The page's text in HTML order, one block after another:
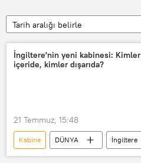
Tarih aralığı belirle
İngiltere'nin yeni kabinesi: Kimler
içeride, kimler dışarıda?
21 Temmuz, 15:48
Kabine DÜNYA
İngiltere
Andy Burnham
Ed Miliband